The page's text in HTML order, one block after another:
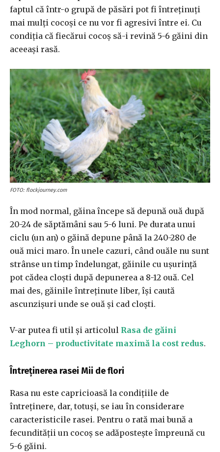
faptul că într-o grupă de păsări pot fi întreținuți
mai mulți cocoși ce nu vor fi agresivi între ei. Cu
condiția că fiecărui cocoș să-i revină 5-6 găini din
aceeași rasă.
FOTO: flockjourney.com
În mod normal, găina începe să depună ouă după
20-24 de săptămâni sau 5-6 luni. Pe durata unui
ciclu (un an) o găină depune până la 240-280 de
ouă mici maro. În unele cazuri, când ouăle nu sunt
strânse un timp îndelungat, găinile cu ușurință
pot cădea cloști după depunerea a 8-12 ouă. Cel
mai des, găinile întreținute liber, își caută
ascunzișuri unde se ouă și cad cloști.
V-ar putea fi util și articolul Rasa de găini
Leghorn – productivitate maximă la cost redus.
Întreținerea rasei Mii de flori
Rasa nu este capricioasă la condițiile de
întreținere, dar, totuși, se iau în considerare
caracteristicile rasei. Pentru o rată mai bună a
fecundității un cocoș se adăpostește împreună cu
5-6 găini.